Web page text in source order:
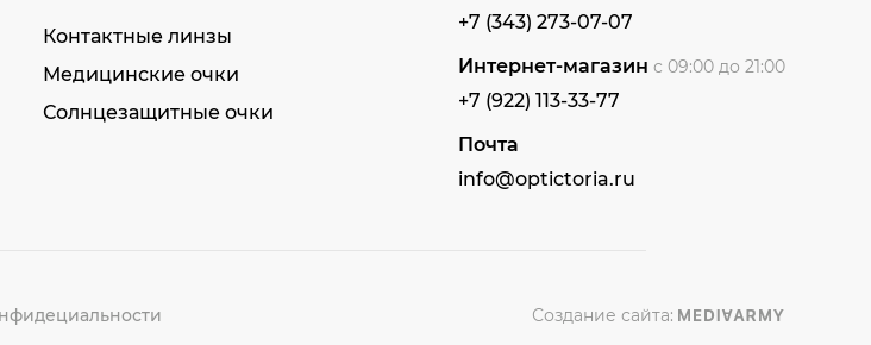
Контактные линзы
Медицинские очки
Солнцезащитные очки
+7 (343) 273-07-07
Интернет-магазин с 09:00 до 21:00
+7 (922) 113-33-77
Почта
info@optictoria.ru
Создание сайта: